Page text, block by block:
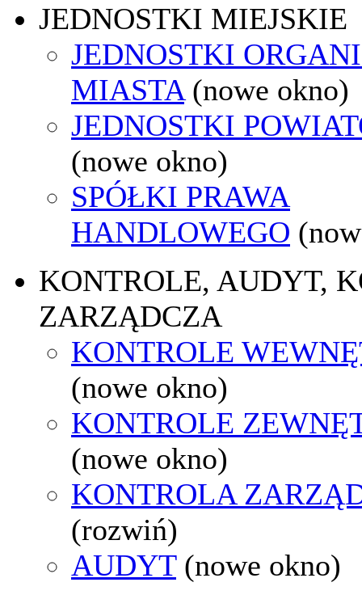
JEDNOSTKI MIEJSKIE
JEDNOSTKI
MIASTA (nowe okno)
JEDNOSTKI
(nowe okno)
SPÓŁKI PRAWA
HANDLOWEGO
KONTROLE, AUDYT,
ZARZĄDCZA
KONTROLE
(nowe okno)
KONTROLE
(nowe okno)
KONTROLA
(rozwiń)
AUDYT (nowe okno)